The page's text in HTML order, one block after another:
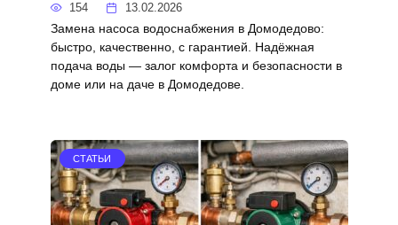
154 13.02.2026
Замена насоса водоснабжения в Домодедово:
быстро, качественно, с гарантией. Надёжная
подача воды — залог комфорта и безопасности в
доме или на даче в Домодедове.
СТАТЬИ